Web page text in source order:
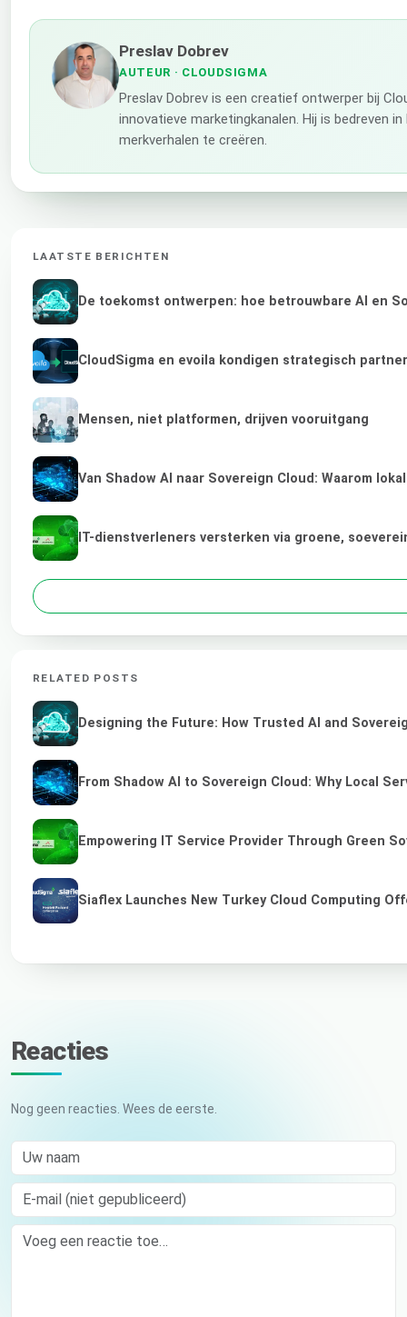
Preslav Dobrev
AUTEUR · CLOUDSIGMA
Preslav Dobrev is een creatief ontwerper bij
innovatieve marketingkanalen. Hij is bedreven
merkverhalen te creëren.
LAATSTE BERICHTEN
De toekomst ontwerpen: hoe betrouwbare AI en
CloudSigma en evoila kondigen strategisch
Mensen, niet platformen, drijven vooruitgang
Van Shadow AI naar Sovereign Cloud: Waarom
IT-dienstverleners versterken via groene,
RELATED POSTS
Designing the Future: How Trusted AI and
From Shadow AI to Sovereign Cloud: Why Local
Empowering IT Service Provider Through Green
Siaflex Launches New Turkey Cloud Computing
Reacties
Nog geen reacties. Wees de eerste.
Uw naam
E-mail (niet gepubliceerd)
Comment